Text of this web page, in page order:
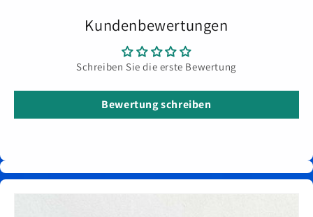
Kundenbewertungen
Schreiben Sie die erste Bewertung
Bewertung schreiben